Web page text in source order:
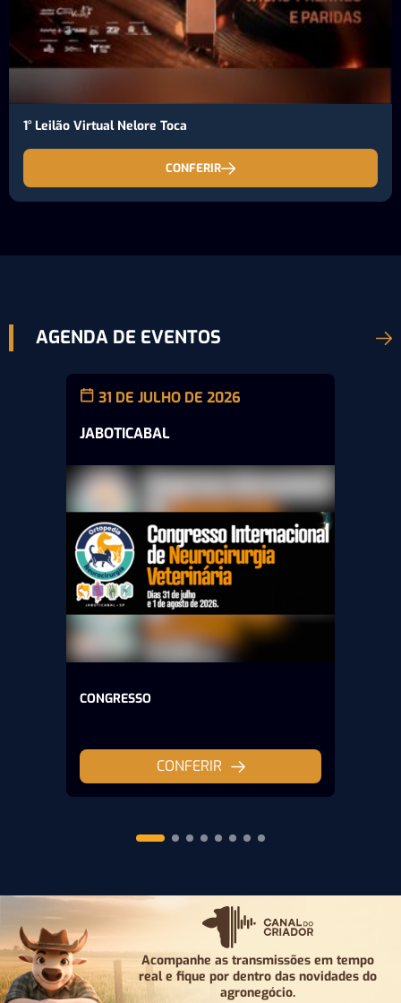
1° Leilão Virtual Nelore Toca
CONFERIR
AGENDA DE EVENTOS
31 DE JULHO DE 2026
JABOTICABAL
CONGRESSO
CONFERIR
Acompanhe as transmissões em tempo
real e fique pordentro das novidades do
agronegócio.